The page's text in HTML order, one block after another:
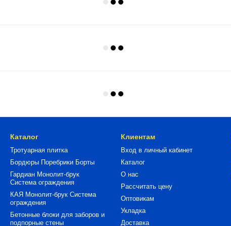
Каталог
Тротуарная плитка
Бордюры Поребрики Борты
Гардиан Монолит-брук
Система ограждения
КАЯ Монолит-брук Система
ограждения
Бетонные блоки для заборов и
подпорные стены
Клиентам
Вход в личный кабинет
Каталог
О нас
Рассчитать цену
Оптовикам
Укладка
Доставка